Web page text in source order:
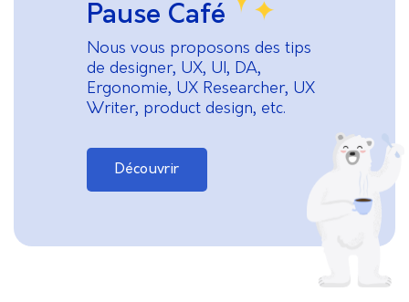
Pause Café
Nous vous proposons des tips
de designer, UX, UI, DA,
Ergonomie, UX Researcher, UX
Writer, product design, etc.
Découvrir